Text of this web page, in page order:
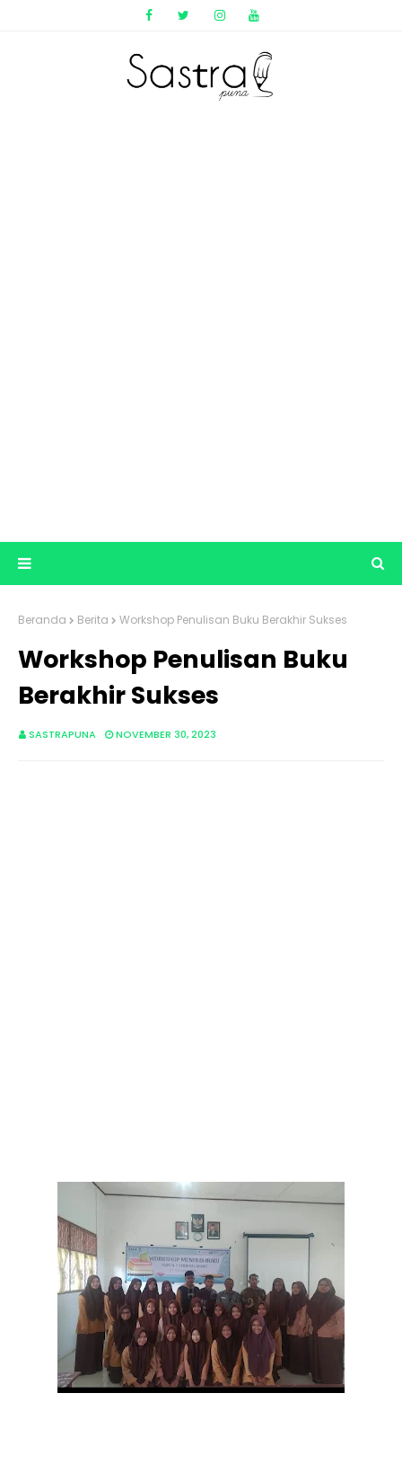
Beranda Berita Workshop Penulisan Buku Berakhir Sukses
Workshop Penulisan Buku
Berakhir Sukses
SASTRAPUNA NOVEMBER 30, 2023